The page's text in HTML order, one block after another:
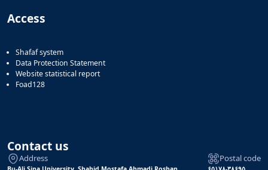
Access
Shafaf system
Data Protection Statement
Website statistical report
Foad128
Contact us
Address Postal code